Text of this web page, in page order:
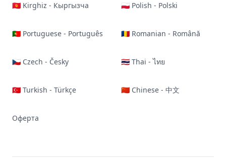
🇰🇬 Kirghiz - Кыргызча 🇵🇱 Polish - Polski
🇵🇹 Portuguese - Português 🇷🇴 Romanian - Română
🇨🇿 Czech - Česky 🇹🇭 Thai - ไทย
🇹🇷 Turkish - Türkçe 🇨🇳 Chinese - 中文
Оферта